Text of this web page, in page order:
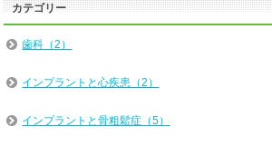
カテゴリー
歯科（2）
インプラントと心疾患（2）
インプラントと骨粗鬆症（5）